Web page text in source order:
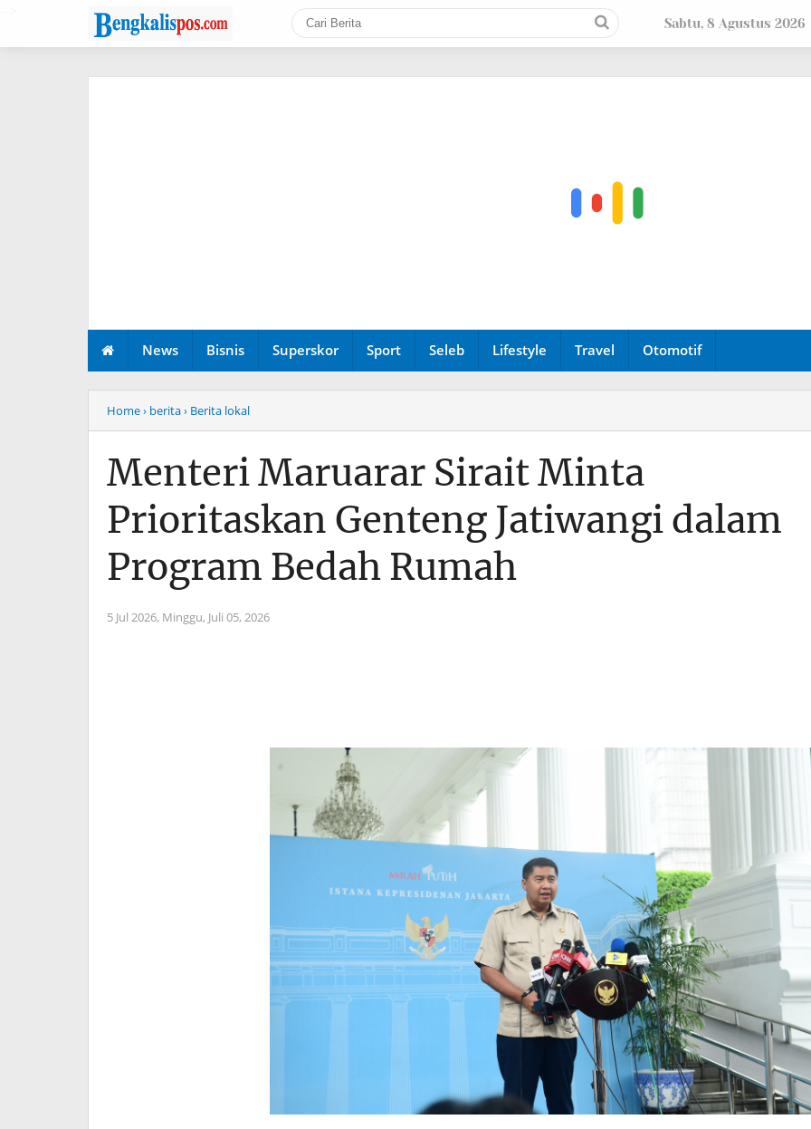
Sabtu, 8 Agustus 2026
News Bisnis Superskor Sport Seleb Lifestyle Travel Otomotif
Home› berita› Berita lokal
Menteri Maruarar Sirait Minta
Prioritaskan Genteng Jatiwangi dalam
Program Bedah Rumah
5 Jul 2026, Minggu, Juli 05, 2026